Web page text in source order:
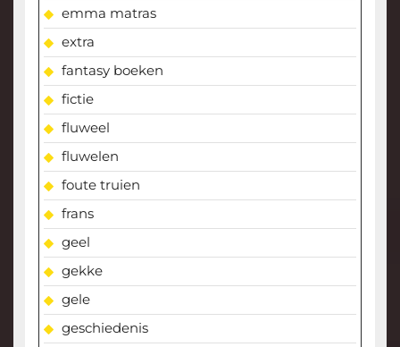
emma matras
extra
fantasy boeken
fictie
fluweel
fluwelen
foute truien
frans
geel
gekke
gele
geschiedenis